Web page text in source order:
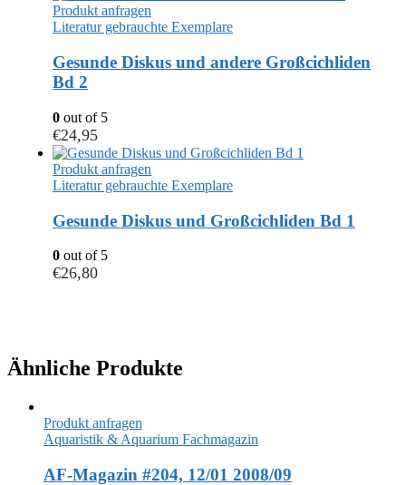
Produkt anfragen
Literatur gebrauchte Exemplare
Gesunde Diskus und andere Großcichliden
Bd 2
0 out of 5
€24,95
Produkt anfragen
Literatur gebrauchte Exemplare
Gesunde Diskus und Großcichliden Bd 1
0 out of 5
€26,80
Ähnliche Produkte
Produkt anfragen
Aquaristik & Aquarium Fachmagazin
AF-Magazin #204, 12/01 2008/09